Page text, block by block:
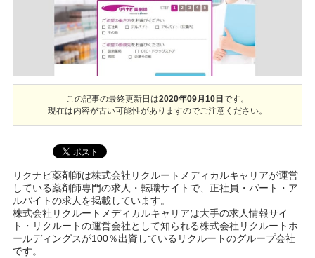
この記事の最終更新日は2020年09月10日 です。
現在は内容が古い可能性がありますのでご注意ください。
リクナビ薬剤師は株式会社リクルートメディカルキャリアが運営
している薬剤師専門の求人・転職サイトで、正社員・パート・ア
ルバイトの求人を掲載しています。
株式会社リクルートメディカルキャリアは大手の求人情報サイ
ト・リクルートの運営会社として知られる株式会社リクルートホ
ールディングスが100％出資しているリクルートのグループ会社
です。